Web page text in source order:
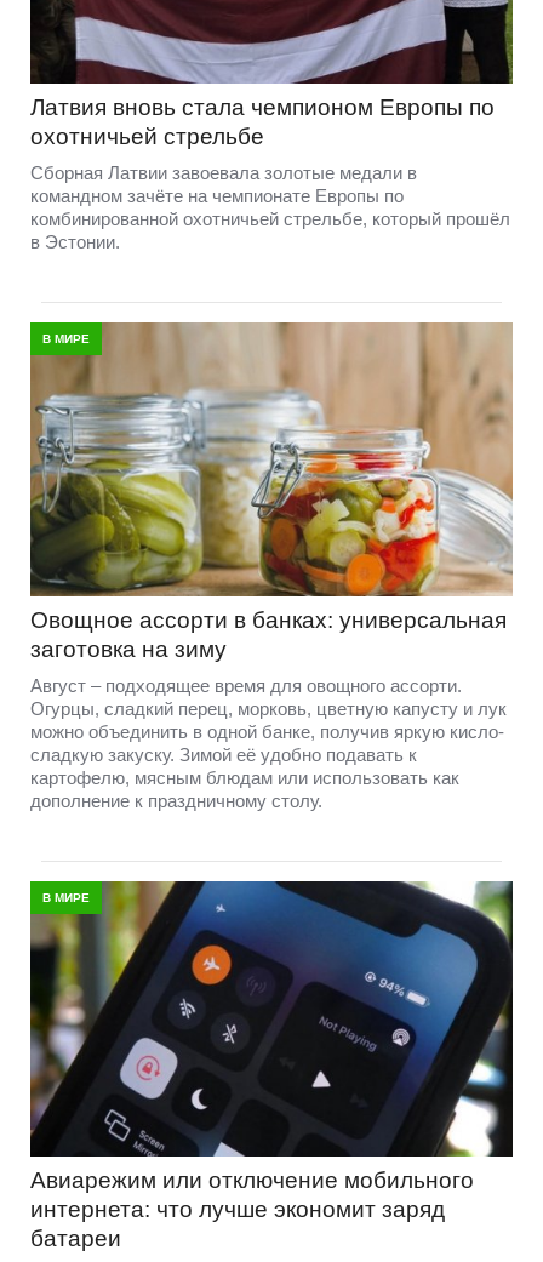
Латвия вновь стала чемпионом Европы по
охотничьей стрельбе
Сборная Латвии завоевала золотые медали в
командном зачёте на чемпионате Европы по
комбинированной охотничьей стрельбе, который прошёл
в Эстонии.
В МИРЕ
Овощное ассорти в банках: универсальная
заготовка на зиму
Август – подходящее время для овощного ассорти.
Огурцы, сладкий перец, морковь, цветную капусту и лук
можно объединить в одной банке, получив яркую кисло-
сладкую закуску. Зимой её удобно подавать к
картофелю, мясным блюдам или использовать как
дополнение к праздничному столу.
В МИРЕ
Авиарежим или отключение мобильного
интернета: что лучше экономит заряд
батареи